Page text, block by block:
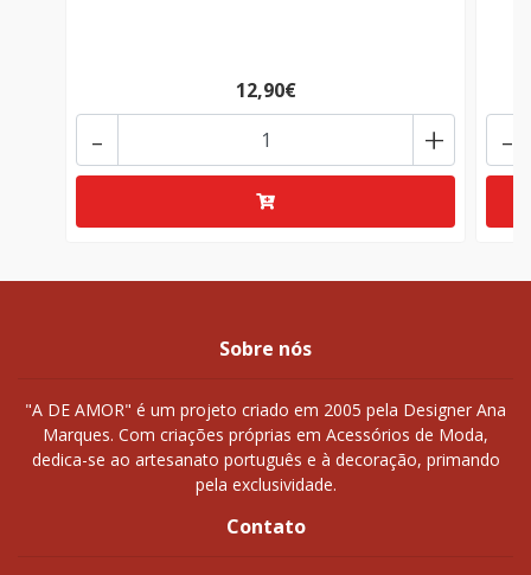
12,90€
+
- -
Sobre nós
"A DE AMOR" é um projeto criado em 2005 pela Designer Ana
Marques. Com criações próprias em Acessórios de Moda,
dedica-se ao artesanato português e à decoração, primando
pela exclusividade.
Contato